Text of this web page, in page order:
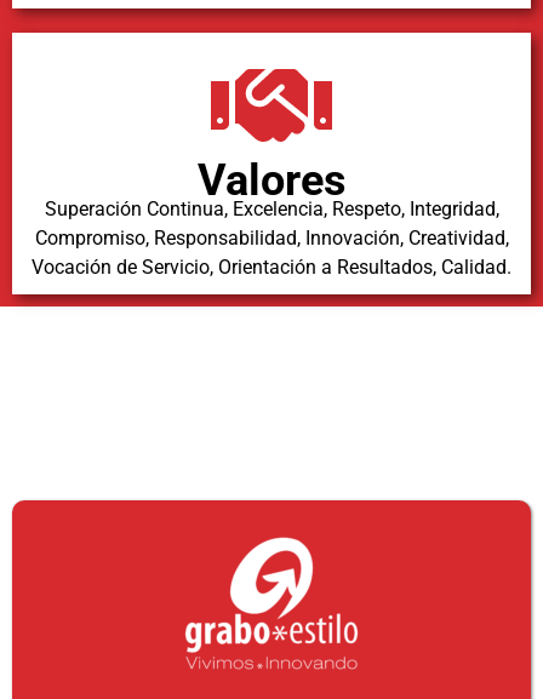
Valores
Superación Continua, Excelencia, Respeto, Integridad,
Compromiso, Responsabilidad, Innovación, Creatividad,
Vocación de Servicio, Orientación a Resultados, Calidad.